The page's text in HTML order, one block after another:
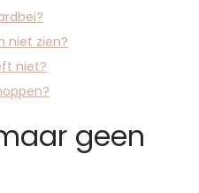
niet zien?
niet?
geen